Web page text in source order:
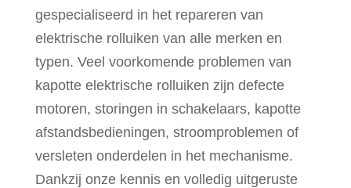
gespecialiseerd in het repareren van
elektrische rolluiken van alle merken en
typen. Veel voorkomende problemen van
kapotte elektrische rolluiken zijn defecte
motoren, storingen in schakelaars, kapotte
afstandsbedieningen, stroomproblemen of
versleten onderdelen in het mechanisme.
Dankzij onze kennis en volledig uitgeruste